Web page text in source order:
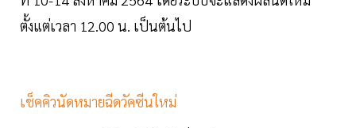
ตั้งแต่เวลา 12.00 น. เป็นต้นไป
เช็คคิวนัดหมายฉีดวัคซีนใหม่